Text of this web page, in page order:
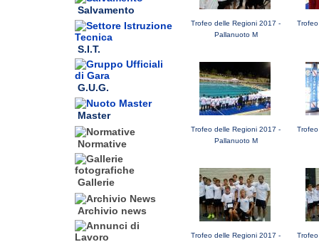
Salvamento
S.I.T.
G.U.G.
Master
Normative
Gallerie
Archivio news
Trofeo delle Regioni 2017 -
Pallanuoto M
Trofeo delle Regioni 2017 -
Pallanuoto M
Trofeo delle Regioni 2017 -